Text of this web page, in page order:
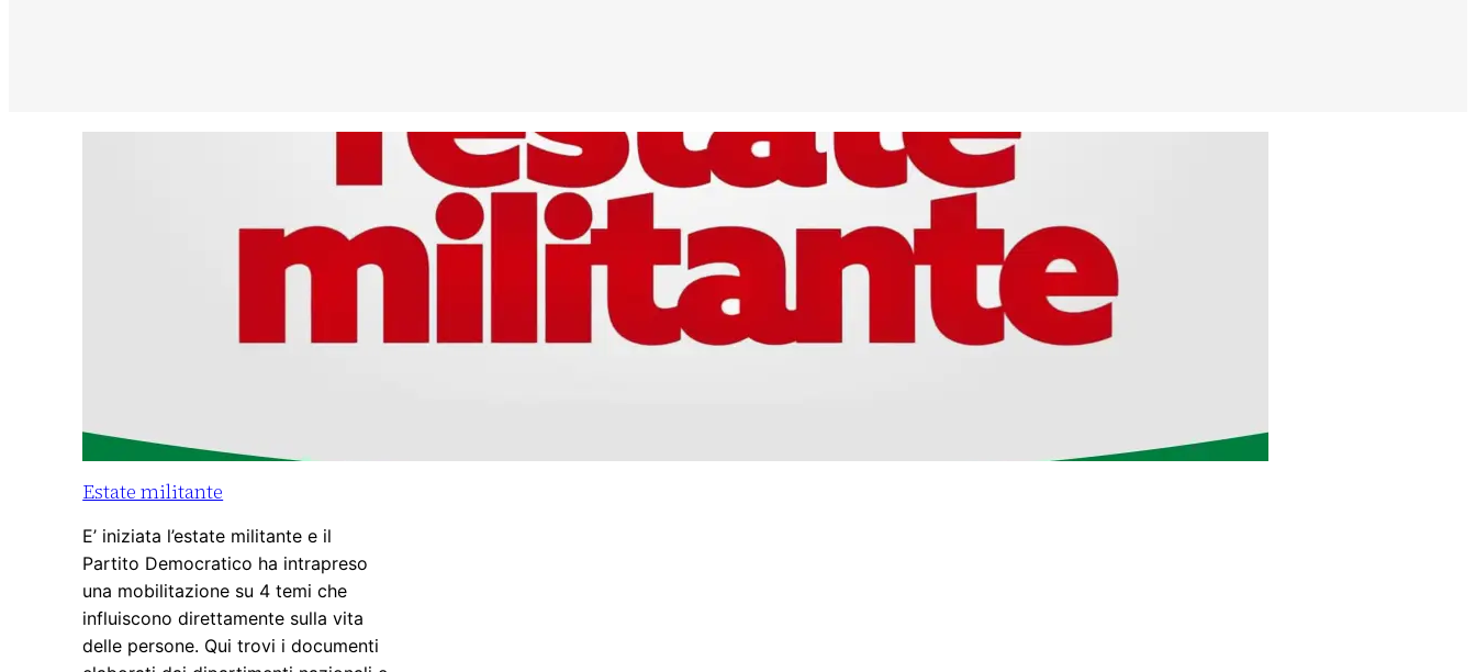
Estate militante
E’ iniziata l’estate militante e il
Partito Democratico ha intrapreso
una mobilitazione su 4 temi che
influiscono direttamente sulla vita
delle persone. Qui trovi i documenti